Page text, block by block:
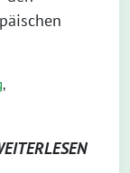
,